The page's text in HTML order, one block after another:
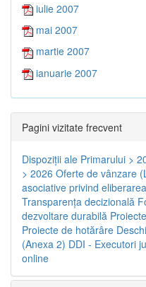
iulie 2007
mai 2007
martie 2007
ianuarie 2007
Pagini vizitate frecvent
Dispoziţii ale Primarului >
> 2026 Oferte de vânzare
asociative privind
Transparenţa decizională
dezvoltare durabilă
Proiecte de hotărâre
(Anexa 2) DDI - Executori
online